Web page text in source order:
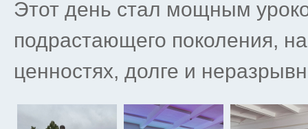
Этот день стал мощным
подрастающего поколения,
ценностях, долге и